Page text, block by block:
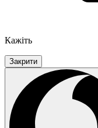
Кажіть
Закрити